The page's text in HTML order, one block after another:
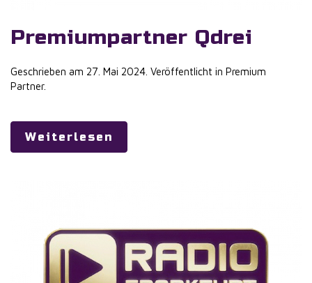
Premiumpartner Qdrei
Geschrieben am 27. Mai 2024 . Veröffentlicht in Premium
Partner.
Weiterlesen